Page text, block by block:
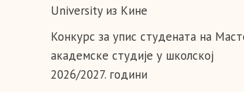
University из Кине
Конкурс за упис студената на
академске студије у школској
2026/2027. години